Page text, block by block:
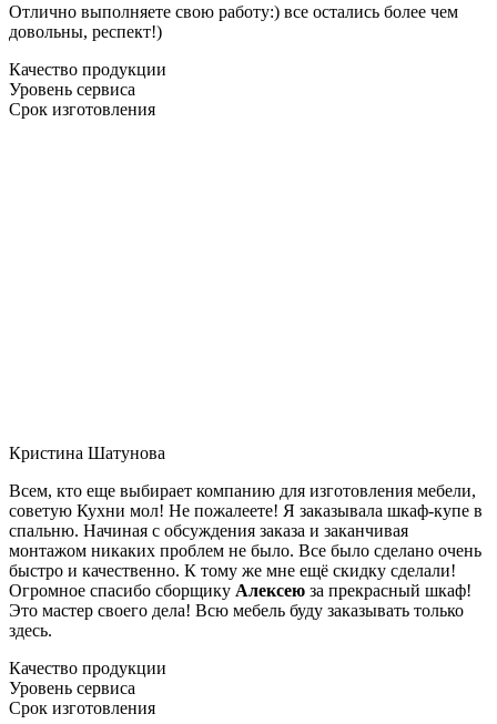
Отлично выполняете свою работу:) все остались более чем
довольны, респект!)
Качество продукции
Уровень сервиса
Срок изготовления
Кристина Шатунова
Всем, кто еще выбирает компанию для изготовления мебели,
советую Кухни мол! Не пожалеете! Я заказывала шкаф-купе в
спальню. Начиная с обсуждения заказа и заканчивая
монтажом никаких проблем не было. Все было сделано очень
быстро и качественно. К тому же мне ещё скидку сделали!
Огромное спасибо сборщику Алексею за прекрасный шкаф!
Это мастер своего дела! Всю мебель буду заказывать только
здесь.
Качество продукции
Уровень сервиса
Срок изготовления